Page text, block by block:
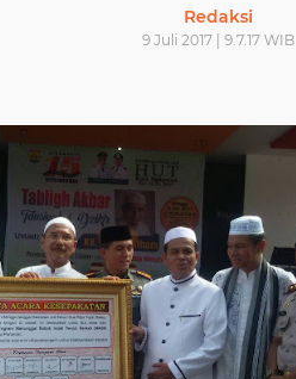
Redaksi
9 Juli 2017 | 9.7.17 WIB